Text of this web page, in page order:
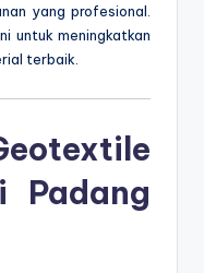
yang profesional.
untuk meningkatkan
terbaik.
Padang